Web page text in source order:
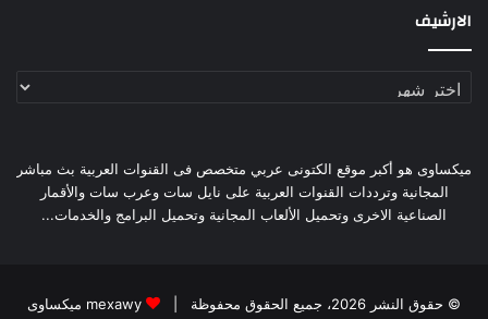
الارشيف
الارشيف
ميكساوى هو أكبر موقع الكتونى عربي متخصص فى القنوات العربية بث مباشر
المجانية وترددات القنوات العربية على نايل سات وعرب سات والأقمار
الصناعية الاخرى وتحميل الألعاب المجانية وتحميل البرامج والخدمات...
© حقوق النشر 2026، جميع الحقوق محفوظة | mexawy ميكساوى